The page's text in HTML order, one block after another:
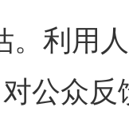
利用人
公众